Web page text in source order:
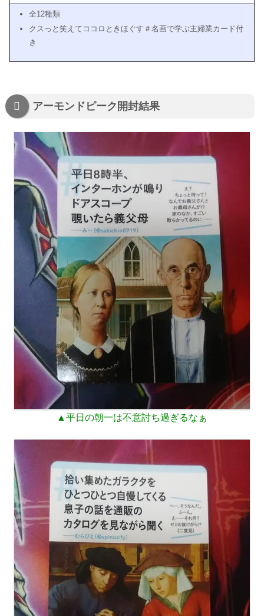
全12種類
クスっと笑えてココロときほぐす＃名画で学ぶ主婦業カード付
き
アーモンドピーク開封結果
▲平日の朝一は不意討ち過ぎるなぁ